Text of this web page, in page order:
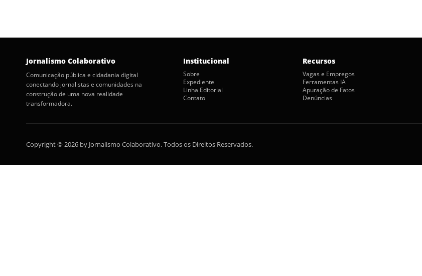
Jornalismo Colaborativo
Comunicação pública e cidadania digital
conectando jornalistas e comunidades na
construção de uma nova realidade
transformadora.
Institucional
Sobre
Expediente
Linha Editorial
Contato
Recursos
Vagas e Empregos
Ferramentas IA
Apuração de Fatos
Denúncias
Copyright © 2026 by Jornalismo Colaborativo. Todos os Direitos Reservados.